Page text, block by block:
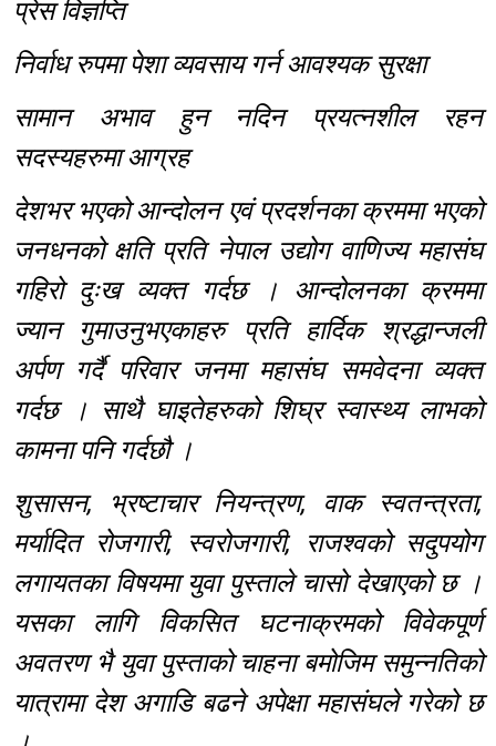
प्रेस विज्ञप्ति
निर्वाध रुपमा पेशा व्यवसाय गर्न आवश्यक सुरक्षा
सामान अभाव हुन नदिन प्रयत्नशील रहन
सदस्यहरुमा आग्रह
देशभर भएको आन्दोलन एवं प्रदर्शनका क्रममा भएको
जनधनको क्षति प्रति नेपाल उद्योग वाणिज्य महासंघ
गहिरो दुःख व्यक्त गर्दछ । आन्दोलनका क्रममा
ज्यान गुमाउनुभएकाहरु प्रति हार्दिक श्रद्धान्जली
अर्पण गर्दै परिवार जनमा महासंघ समवेदना व्यक्त
गर्दछ । साथै घाइतेहरुको शिघ्र स्वास्थ्य लाभको
कामना पनि गर्दछौ ।
शुसासन, भ्रष्टाचार नियन्त्रण, वाक स्वतन्त्रता,
मर्यादित रोजगारी, स्वरोजगारी, राजश्वको सदुपयोग
लगायतका विषयमा युवा पुस्ताले चासो देखाएको छ ।
यसका लागि विकसित घटनाक्रमको विवेकपूर्ण
अवतरण भै युवा पुस्ताको चाहना बमोजिम समुन्नतिको
यात्रामा देश अगाडि बढने अपेक्षा महासंघले गरेको छ